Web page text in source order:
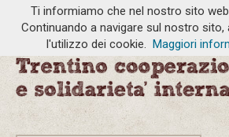
Ti informiamo che nel nostro sito
Continuando a navigare sul nostro
l'utilizzo dei cookie. Maggiori